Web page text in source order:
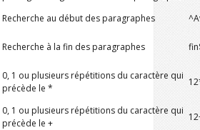
Recherche au début des paragraphes
Recherche à la fin des paragraphes
0, 1 ou plusieurs répétitions du caractère qui
précède le *
0, 1 ou plusieurs répétitions du caractère qui
précède le +